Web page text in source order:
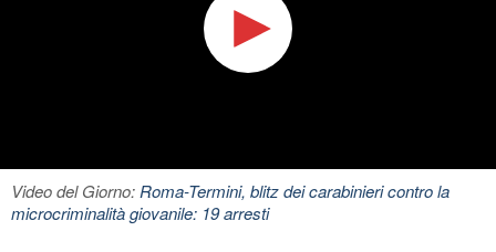
Video del Giorno:Roma-Termini, blitz dei carabinieri contro la
microcriminalità giovanile: 19 arresti